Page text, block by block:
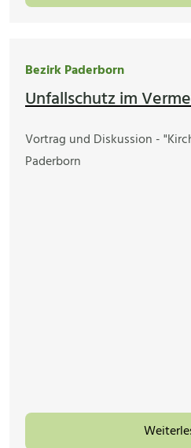
Bezirk Paderborn
Unfallschutz im
Vortrag und Diskussion -
Paderborn